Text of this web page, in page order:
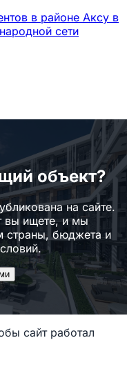
в районе Аксу в
сети
объект?
на сайте.
вы ищете, и мы
страны, бюджета и
сайт работал